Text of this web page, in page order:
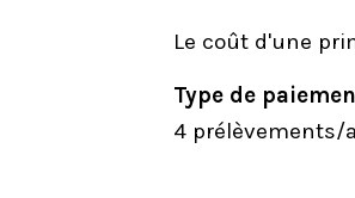
Le coût d'une
Type de
4 prélèvements/